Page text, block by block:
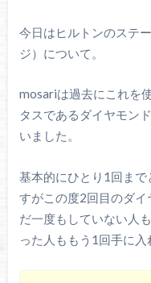
今日はヒルトンのステ
ジ）について。
mosariは過去にこれを
タスであるダイヤモン
いました。
基本的にひとり1回ま
すがこの度2回目のダイ
だ一度もしていない人
った人ももう1回手に入